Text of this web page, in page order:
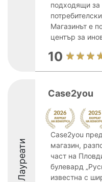
подходящи за
Магазинът е
център за
10
Лауреати
Case2you
Case2you
магазин,
част на
булевард
известна с